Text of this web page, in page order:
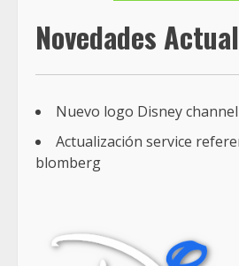
Novedades
Nuevo logo Disney
Actualización service
blomberg